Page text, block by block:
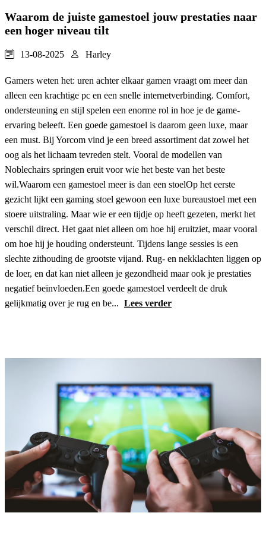
Waarom de juiste gamestoel jouw prestaties naar
een hoger niveau tilt
13-08-2025 Harley
Gamers weten het: uren achter elkaar gamen vraagt om meer dan
alleen een krachtige pc en een snelle internetverbinding. Comfort,
ondersteuning en stijl spelen een enorme rol in hoe je de game-
ervaring beleeft. Een goede gamestoel is daarom geen luxe, maar
een must. Bij Yorcom vind je een breed assortiment dat zowel het
oog als het lichaam tevreden stelt. Vooral de modellen van
Noblechairs springen eruit voor wie het beste van het beste
wil.Waarom een gamestoel meer is dan een stoelOp het eerste
gezicht lijkt een gaming stoel gewoon een luxe bureaustoel met een
stoere uitstraling. Maar wie er een tijdje op heeft gezeten, merkt het
verschil direct. Het gaat niet alleen om hoe hij eruitziet, maar vooral
om hoe hij je houding ondersteunt. Tijdens lange sessies is een
slechte zithouding de grootste vijand. Rug- en nekklachten liggen op
de loer, en dat kan niet alleen je gezondheid maar ook je prestaties
negatief beïnvloeden.Een goede gamestoel verdeelt de druk
gelijkmatig over je rug en be... Lees verder